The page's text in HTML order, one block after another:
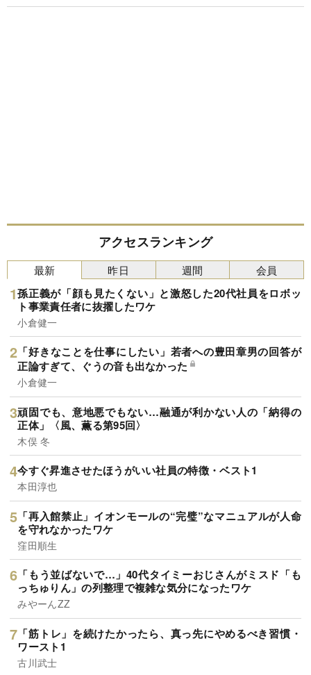
アクセスランキング
最新
孫正義が「顔も見たくない」と激怒した20代社員をロボッ
ト事業責任者に抜擢したワケ
小倉健一
「好きなことを仕事にしたい」若者への豊田章男の回答が
正論すぎて、ぐうの音も出なかった
小倉健一
頑固でも、意地悪でもない…融通が利かない人の「納得の
正体」〈風、薫る第95回〉
木俣 冬
今すぐ昇進させたほうがいい社員の特徴・ベスト1
本田淳也
「再入館禁止」イオンモールの“完璧”なマニュアルが人命
を守れなかったワケ
窪田順生
「もう並ばないで…」40代タイミーおじさんがミスド「も
っちゅりん」の列整理で複雑な気分になったワケ
みやーんZZ
「筋トレ」を続けたかったら、真っ先にやめるべき習慣・
ワースト1
古川武士
昨日 週間 会員